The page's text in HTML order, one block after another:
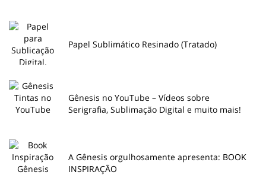
Papel Sublimático Resinado (Tratado)
Gênesis no YouTube – Vídeos sobre
Serigrafia, Sublimação Digital e muito mais!
A Gênesis orgulhosamente apresenta: BOOK
INSPIRAÇÃO